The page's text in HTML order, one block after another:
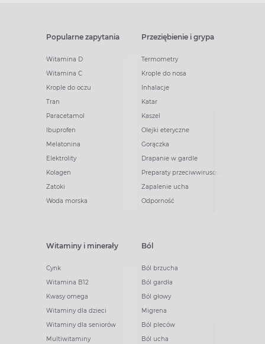
Popularne zapytania
Witamina D
Witamina C
Krople do oczu
Tran
Paracetamol
Ibuprofen
Melatonina
Elektrolity
Kolagen
Zatoki
Woda morska
Przeziębienie i grypa
Termometry
Krople do nosa
Inhalacje
Katar
Kaszel
Olejki eteryczne
Gorączka
Drapanie w gardle
Preparaty przeciwwirusowe
Zapalenie ucha
Odporność
Witaminy i minerały
Cynk
Witamina B12
Kwasy omega
Witaminy dla dzieci
Witaminy dla seniorów
Multiwitaminy
Ból
Ból brzucha
Ból gardła
Ból głowy
Migrena
Ból pleców
Ból ucha